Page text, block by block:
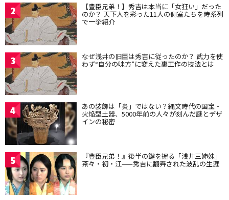
2 【豊臣兄弟！】秀吉は本当に「女狂い」だった
のか？ 天下人を彩った11人の側室たちを時系列
で一挙紹介
3 なぜ浅井の旧臣は秀吉に従ったのか？ 武力を使
わず“自分の味方”に変えた裏工作の技法とは
4 あの装飾は「炎」ではない？縄文時代の国宝・
火焔型土器、5000年前の人々が刻んだ謎とデザ
インの秘密
5 『豊臣兄弟！』後半の鍵を握る「浅井三姉妹」
茶々・初・江——秀吉に翻弄された波乱の生涯